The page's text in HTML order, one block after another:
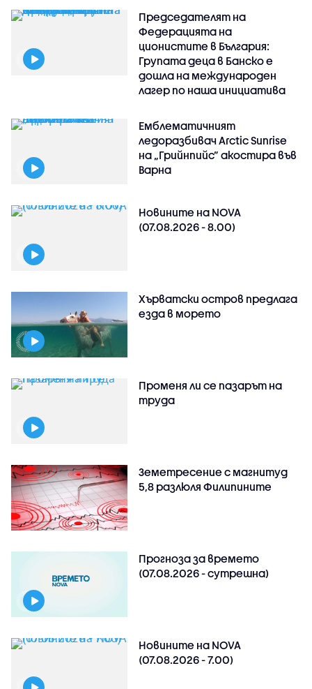
Председателят на
Федерацията на
ционистите в България:
Групата деца в Банско е
дошла на международен
лагер по наша инициатива
Емблематичният
ледоразбивач Arctic Sunrise
на „Грийнпийс” акостира във
Варна
Новините на NOVA
(07.08.2026 - 8.00)
Хърватски остров предлага
езда в морето
Променя ли се пазарът на
труда
Земетресение с магнитуд
5,8 разлюля Филипините
Прогноза за времето
(07.08.2026 - сутрешна)
Новините на NOVA
(07.08.2026 - 7.00)